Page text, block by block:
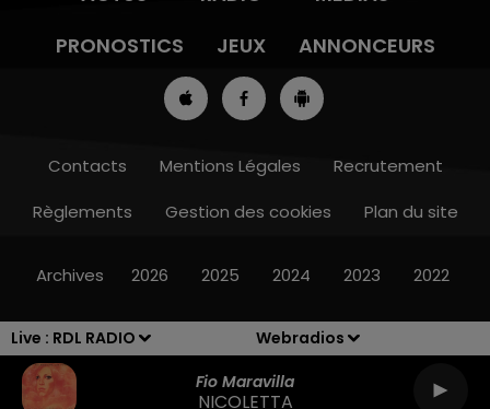
Live : RDL RADIO
Webradios
Fio Maravilla
NICOLETTA
7h00 - 10h00
PRONOSTICS
JEUX ANNONCEURS
Contacts Mentions Légales
Recrutement
Règlements
Gestion des cookies Plan du site
Archives 2026 2025 2024 2023 2022